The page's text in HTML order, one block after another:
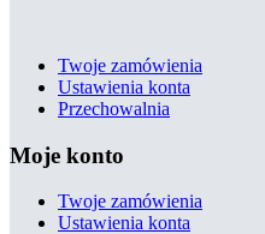
Twoje zamówienia
Ustawienia konta
Przechowalnia
Moje konto
Twoje zamówienia
Ustawienia konta